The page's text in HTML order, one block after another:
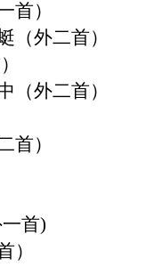
首）
（外二首）
（外二首）
首）
首)
）